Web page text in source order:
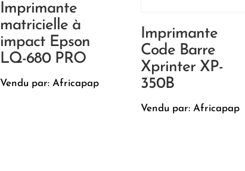
Imprimante
matricielle à
impact Epson
LQ-680 PRO
Vendu par: Africapap
Imprimante
Code Barre
Xprinter XP-
350B
Vendu par: Africapap